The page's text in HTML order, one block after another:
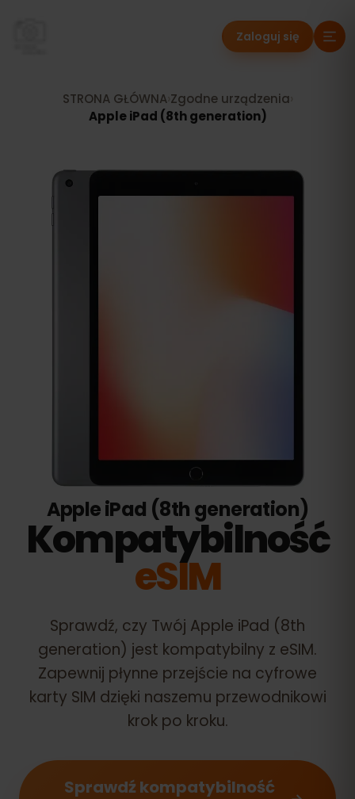
Zaloguj się
STRONA GŁÓWNA› Zgodne urządzenia
Apple iPad (8th generation)
Apple iPad (8th generation)
Kompatybilność
eSIM
Sprawdź, czy Twój Apple iPad (8th
generation) jest kompatybilny z eSIM.
Zapewnij płynne przejście na cyfrowe
karty SIM dzięki naszemu przewodnikowi
krok po kroku.
Sprawdź kompatybilność